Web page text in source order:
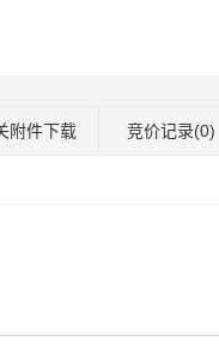
附件下载 竞价记录(0)